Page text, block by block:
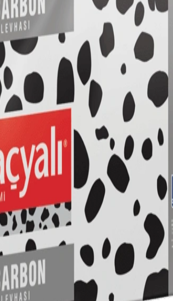
araç siparişinde nakliye fiyata dahildir ve bölge